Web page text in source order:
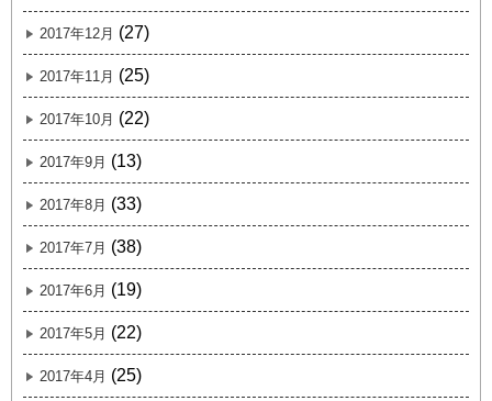
2017年12月 (27)
2017年11月 (25)
2017年10月 (22)
2017年9月 (13)
2017年8月 (33)
2017年7月 (38)
2017年6月 (19)
2017年5月 (22)
2017年4月 (25)